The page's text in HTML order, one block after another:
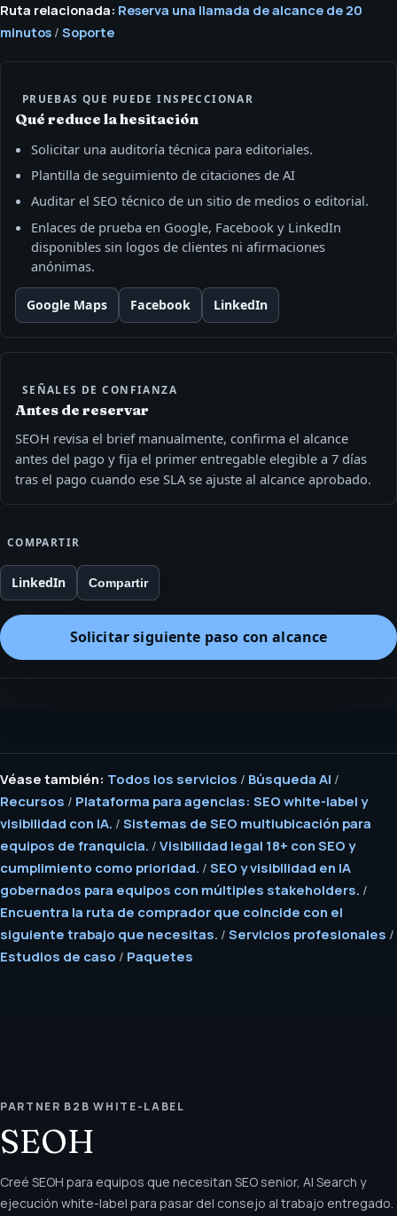
Ruta relacionada: Reserva una llamada de alcance de 20
minutos / Soporte
PRUEBAS QUE PUEDE INSPECCIONAR
Qué reduce la hesitación
Solicitar una auditoría técnica para editoriales.
Plantilla de seguimiento de citaciones de AI
Auditar el SEO técnico de un sitio de medios o editorial.
Enlaces de prueba en Google, Facebook y LinkedIn
disponibles sin logos de clientes ni afirmaciones
anónimas.
Google Maps Facebook LinkedIn
SEÑALES DE CONFIANZA
Antes de reservar
SEOH revisa el brief manualmente, confirma el alcance
antes del pago y fija el primer entregable elegible a 7 días
tras el pago cuando ese SLA se ajuste al alcance aprobado.
COMPARTIR
LinkedIn Compartir
Solicitar siguiente paso con alcance
Véase también: Todos los servicios / Búsqueda AI /
Recursos / Plataforma para agencias: SEO white-label y
visibilidad con IA. / Sistemas de SEO multiubicación para
equipos de franquicia. / Visibilidad legal 18+ con SEO y
cumplimiento como prioridad. / SEO y visibilidad en IA
gobernados para equipos con múltiples stakeholders. /
Encuentra la ruta de comprador que coincide con el
siguiente trabajo que necesitas. / Servicios profesionales /
Estudios de caso / Paquetes
PARTNER B2B WHITE-LABEL
SEOH
Creé SEOH para equipos que necesitan SEO senior, AI Search y
ejecución white-label para pasar del consejo al trabajo entregado.